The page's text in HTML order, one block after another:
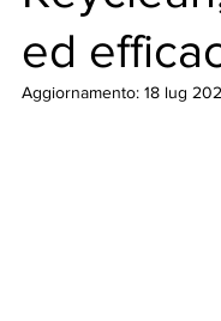
ed
Aggiornamento: 18 lug